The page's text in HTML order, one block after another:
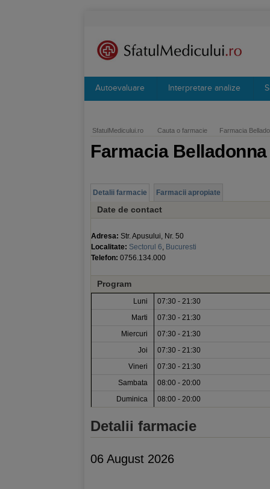
Autoevaluare Interpretare analize
SfatulMedicului.ro Cauta o farmacie Farmacia
Farmacia
Detalii farmacie Farmacii apropiate
Date de contact
Adresa: Str. Apusului, Nr. 50
Localitate: Sectorul 6, Bucuresti
Telefon: 0756.134.000
Program
Luni
07:30 - 21:30
Marti
07:30 - 21:30
Miercuri
07:30 - 21:30
Joi
07:30 - 21:30
Vineri
07:30 - 21:30
Sambata
08:00 - 20:00
Duminica
08:00 - 20:00
Detalii farmacie
06 August 2026